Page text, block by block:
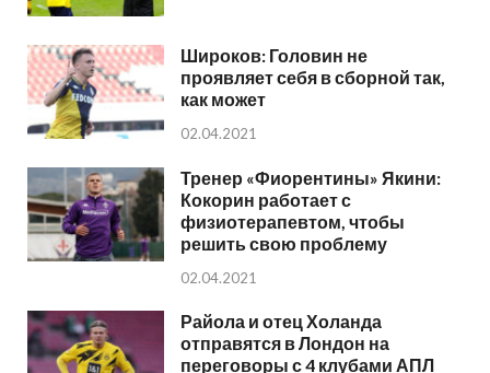
Широков: Головин не
проявляет себя в сборной так,
как может
02.04.2021
Тренер «Фиорентины» Якини:
Кокорин работает с
физиотерапевтом, чтобы
решить свою проблему
02.04.2021
Райола и отец Холанда
отправятся в Лондон на
переговоры с 4 клубами АПЛ